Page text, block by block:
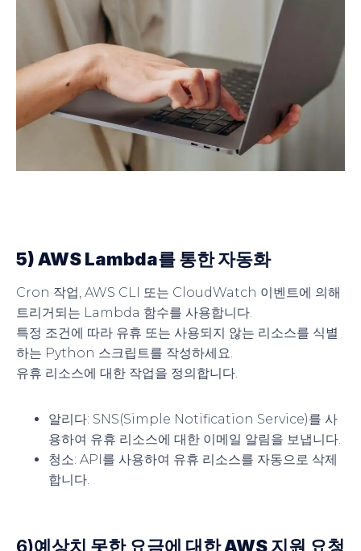
5) AWS Lambda를 통한 자동화
Cron 작업, AWS CLI 또는 CloudWatch 이벤트에 의해
트리거되는 Lambda 함수를 사용합니다.
특정 조건에 따라 유휴 또는 사용되지 않는 리소스를 식별
하는 Python 스크립트를 작성하세요.
유휴 리소스에 대한 작업을 정의합니다.
알리다: SNS(Simple Notification Service)를 사
용하여 유휴 리소스에 대한 이메일 알림을 보냅니다.
청소: API를 사용하여 유휴 리소스를 자동으로 삭제
합니다.
6)예상치 못한 요금에 대한 AWS 지원 요청